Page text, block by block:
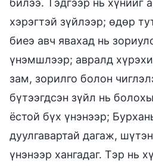
хэрэгтэй зүйлээр; өдөр
биеэ авч явахад нь
үнэмшлээр; авралд
зам, зорилго болон
бүтээгдсэн зүйл нь
ёстой бүх үнэнээр;
дуулгавартай дагаж,
үнэнээр хангадаг. Тэр нь